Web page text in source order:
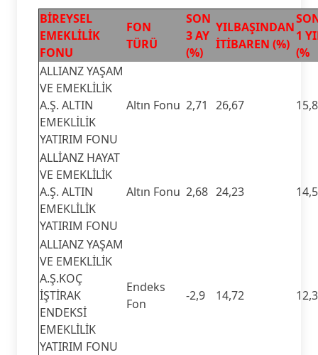
BİREYSEL
EMEKLİLİK
FONU
FON
TÜRÜ
SON
3 AY
(%)
YILBAŞINDAN
İTİBAREN (%)
1
(%
ALLIANZ YAŞAM
VE EMEKLİLİK
A.Ş. ALTIN
EMEKLİLİK
YATIRIM FONU
Altın Fonu 2,71 26,67
ALLİANZ HAYAT
VE EMEKLİLİK
A.Ş. ALTIN
EMEKLİLİK
YATIRIM FONU
Altın Fonu 2,68 24,23
ALLIANZ YAŞAM
VE EMEKLİLİK
A.Ş.KOÇ
İŞTİRAK
ENDEKSİ
EMEKLİLİK
YATIRIM FONU
Endeks
Fon
-2,9 14,72